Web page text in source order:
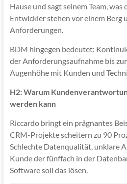
Hause und sagt seinem Team,
Entwickler stehen vor einem Berg
Anforderungen.
BDM hingegen bedeutet:
der Anforderungsaufnahme bis
Augenhöhe mit Kunden und
H2: Warum
werden kann
Riccardo bringt ein prägnantes
CRM-Projekte scheitern zu 90
Schlechte Datenqualität, unklare
Kunde der fünffach in der
Software soll das lösen.